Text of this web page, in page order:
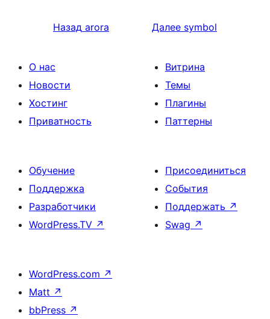
Назад arora Далее symbol
О нас
Новости
Хостинг
Приватность
Витрина
Темы
Плагины
Паттерны
Обучение
Поддержка
Разработчики
WordPress.TV ↗
Присоединиться
События
Поддержать ↗
Swag ↗
WordPress.com ↗
Matt ↗
bbPress ↗